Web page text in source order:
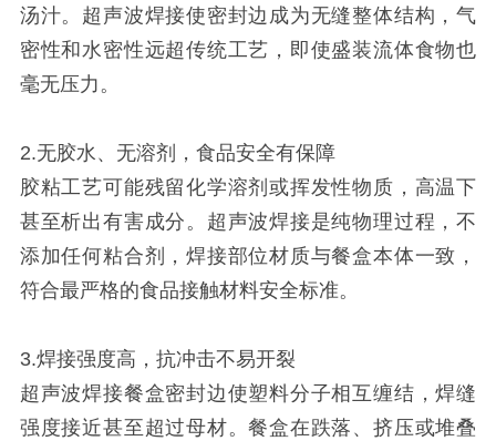
汤汁。超声波焊接使密封边成为无缝整体结构，气
密性和水密性远超传统工艺，即使盛装流体食物也
毫无压力。
2.无胶水、无溶剂，食品安全有保障
胶粘工艺可能残留化学溶剂或挥发性物质，高温下
甚至析出有害成分。超声波焊接是纯物理过程，不
添加任何粘合剂，焊接部位材质与餐盒本体一致，
符合最严格的食品接触材料安全标准。
3.焊接强度高，抗冲击不易开裂
超声波焊接餐盒密封边使塑料分子相互缠结，焊缝
强度接近甚至超过母材。餐盒在跌落、挤压或堆叠